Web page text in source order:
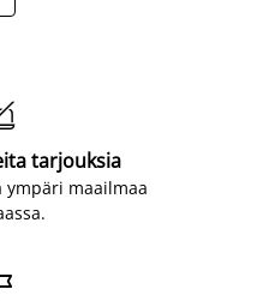
tarjouksia
ympäri maailmaa